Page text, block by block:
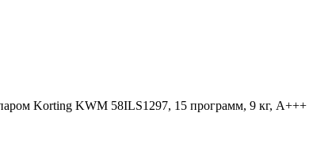
Korting KWM 58ILS1297, 15 программ, 9 кг, A+++